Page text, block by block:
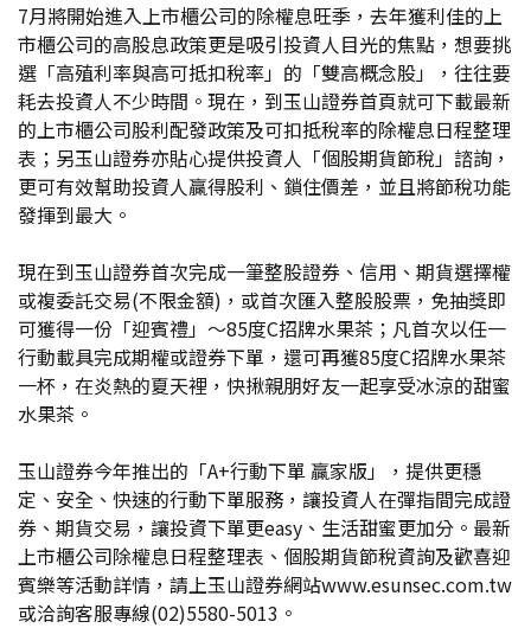
7月將開始進入上市櫃公司的除權息旺季，去年獲利佳的上
市櫃公司的高股息政策更是吸引投資人目光的焦點，想要挑
選「高殖利率與高可抵扣稅率」的「雙高概念股」，往往要
耗去投資人不少時間。現在，到玉山證券首頁就可下載最新
的上市櫃公司股利配發政策及可扣抵稅率的除權息日程整理
表；另玉山證券亦貼心提供投資人「個股期貨節稅」諮詢，
更可有效幫助投資人贏得股利、鎖住價差，並且將節稅功能
發揮到最大。
現在到玉山證券首次完成一筆整股證券、信用、期貨選擇權
或複委託交易(不限金額)，或首次匯入整股股票，免抽獎即
可獲得一份「迎賓禮」～85度C招牌水果茶；凡首次以任一
行動載具完成期權或證券下單，還可再獲85度C招牌水果茶
一杯，在炎熱的夏天裡，快揪親朋好友一起享受冰涼的甜蜜
水果茶。
玉山證券今年推出的「A+行動下單 贏家版」，提供更穩
定、安全、快速的行動下單服務，讓投資人在彈指間完成證
券、期貨交易，讓投資下單更easy、生活甜蜜更加分。最新
上市櫃公司除權息日程整理表、個股期貨節稅資詢及歡喜迎
賓樂等活動詳情，請上玉山證券網站www.esunsec.com.tw
或洽詢客服專線(02)5580-5013。